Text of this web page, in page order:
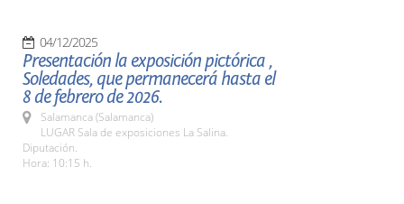
04/12/2025
Presentación la exposición pictórica ,
Soledades, que permanecerá hasta el
8 de febrero de 2026.
Salamanca (Salamanca)
LUGAR Sala de exposiciones La Salina.
Diputación.
Hora: 10:15 h.